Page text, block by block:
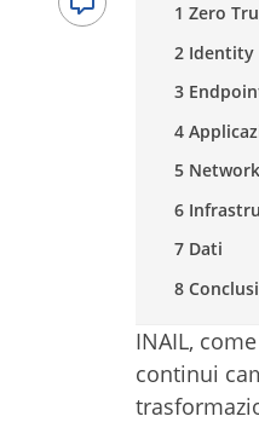
1 Zero
2 Identity
3
4
5 Network
6
7 Dati
8
INAIL,
continui